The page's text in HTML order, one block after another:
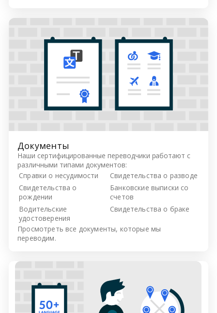
Документы
Наши сертифицированные переводчики работают с
различными типами документов:
Справки о несудимости
Свидетельства о разводе
Свидетельства о
рождении
Банковские выписки со
счетов
Водительские
удостоверения
Свидетельства о браке
Просмотреть все документы, которые мы
переводим.